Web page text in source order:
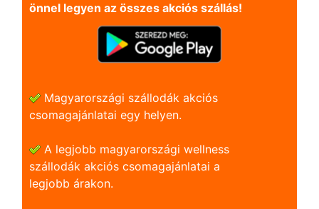
önnel legyen az összes akciós szállás!
Magyarországi szállodák akciós
csomagajánlatai egy helyen.
A legjobb magyarországi wellness
szállodák akciós csomagajánlatai a
legjobb árakon.